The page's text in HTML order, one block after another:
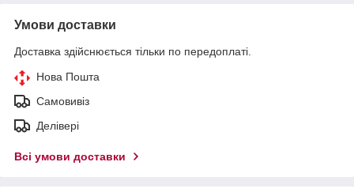
Умови доставки
Доставка здійснюється тільки по передоплаті.
Нова Пошта
Самовивіз
Делівері
Всі умови доставки